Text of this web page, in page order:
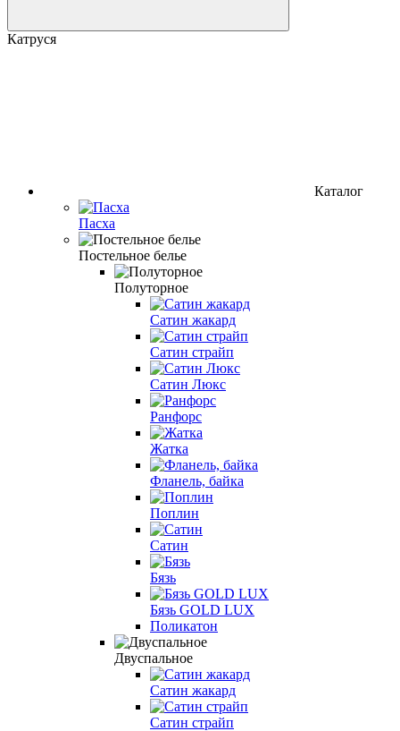
Катруся
Каталог
Пасха
Постельное белье
Полуторное
Сатин жакард
Сатин страйп
Сатин Люкс
Ранфорс
Жатка
Фланель, байка
Поплин
Сатин
Бязь
Бязь GOLD LUX
Поликатон
Двуспальное
Сатин жакард
Сатин страйп